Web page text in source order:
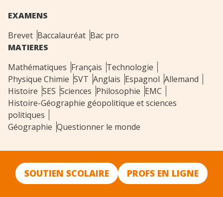
EXAMENS
Brevet Baccalauréat Bac pro
MATIERES
Mathématiques Français Technologie
Physique Chimie SVT Anglais Espagnol Allemand
Histoire SES Sciences Philosophie EMC
Histoire-Géographie géopolitique et sciences
politiques
Géographie Questionner le monde
SOUTIEN SCOLAIRE PROFS EN LIGNE